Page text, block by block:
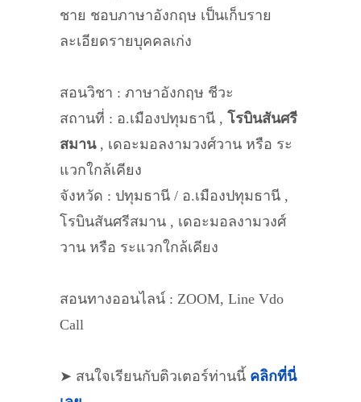
ชาย ชอบภาษาอังกฤษ เป็นเก็บราย
ละเอียดรายบุคคลเก่ง
สอนวิชา : ภาษาอังกฤษ ชีวะ
สถานที่ : อ.เมืองปทุมธานี , โรบินสันศรี
สมาน, เดอะมอลงามวงศ์วาน หรือ ระ
แวกใกล้เคียง
จังหวัด : ปทุมธานี / อ.เมืองปทุมธานี ,
โรบินสันศรีสมาน , เดอะมอลงามวงศ์
วาน หรือ ระแวกใกล้เคียง
สอนทางออนไลน์ : ZOOM, Line Vdo
Call
➤ สนใจเรียนกับติวเตอร์ท่านนี้ คลิกที่นี่